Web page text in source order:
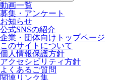
動画一覧
募集・アンケート
お知らせ
公式SNSの紹介
企業・団体向けトップページ
このサイトについて
個人情報保護方針
アクセシビリティ方針
よくあるご質問
関連リンク集